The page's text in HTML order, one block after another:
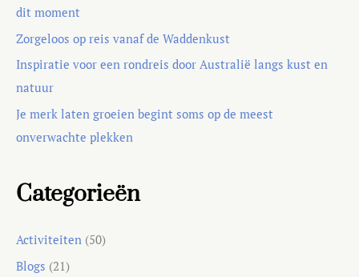
dit moment
Zorgeloos op reis vanaf de Waddenkust
Inspiratie voor een rondreis door Australië langs kust en
natuur
Je merk laten groeien begint soms op de meest
onverwachte plekken
Categorieën
Activiteiten (50)
Blogs (21)